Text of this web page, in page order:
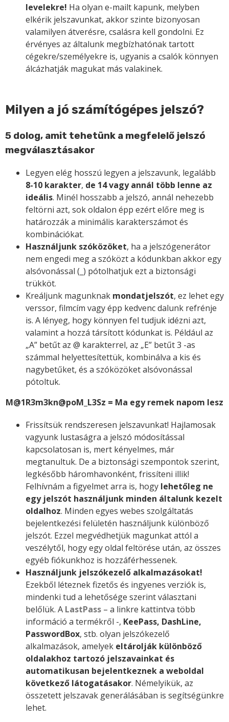
levelekre! Ha olyan e-mailt kapunk, melyben
elkérik jelszavunkat, akkor szinte bizonyosan
valamilyen átverésre, csalásra kell gondolni. Ez
érvényes az általunk megbízhatónak tartott
cégekre/személyekre is, ugyanis a csalók könnyen
álcázhatják magukat más valakinek.
Milyen a jó számítógépes jelszó?
5 dolog, amit tehetünk a megfelelő jelszó
megválasztásakor
Legyen elég hosszú legyen a jelszavunk, legalább
8-10 karakter, de 14 vagy annál több lenne az
ideális. Minél hosszabb a jelszó, annál nehezebb
feltörni azt, sok oldalon épp ezért előre meg is
határozzák a minimális karakterszámot és
kombinációkat.
Használjunk szóközöket, ha a jelszógenerátor
nem engedi meg a szóközt a kódunkban akkor egy
alsóvonással (_) pótolhatjuk ezt a biztonsági
trükköt.
Kreáljunk magunknak mondatjelszót, ez lehet egy
verssor, filmcím vagy épp kedvenc dalunk refrénje
is. A lényeg, hogy könnyen fel tudjuk idézni azt,
valamint a hozzá társított kódunkat is. Például az
„A” betűt az @ karakterrel, az „E” betűt 3 -as
számmal helyettesítettük, kombinálva a kis és
nagybetűket, és a szóközöket alsóvonással
pótoltuk.
M@1R3m3kn@poM_L3Sz = Ma egy remek napom lesz
Frissítsük rendszeresen jelszavunkat! Hajlamosak
vagyunk lustaságra a jelszó módosítással
kapcsolatosan is, mert kényelmes, már
megtanultuk. De a biztonsági szempontok szerint,
legkésőbb háromhavonként, frissíteni illik!
Felhívnám a figyelmet arra is, hogy lehetőleg ne
egy jelszót használjunk minden általunk kezelt
oldalhoz. Minden egyes webes szolgáltatás
bejelentkezési felületén használjunk különböző
jelszót. Ezzel megvédhetjük magunkat attól a
veszélytől, hogy egy oldal feltörése után, az összes
egyéb fiókunkhoz is hozzáférhessenek.
Használjunk jelszókezelő alkalmazásokat!
Ezekből léteznek fizetős és ingyenes verziók is,
mindenki tud a lehetősége szerint választani
belőlük. A LastPass – a linkre kattintva több
információ a termékről -, KeePass, DashLine,
PasswordBox, stb. olyan jelszókezelő
alkalmazások, amelyek eltárolják különböző
oldalakhoz tartozó jelszavainkat és
automatikusan bejelentkeznek a weboldal
következő látogatásakor. Némelyikük, az
összetett jelszavak generálásában is segítségünkre
lehet.